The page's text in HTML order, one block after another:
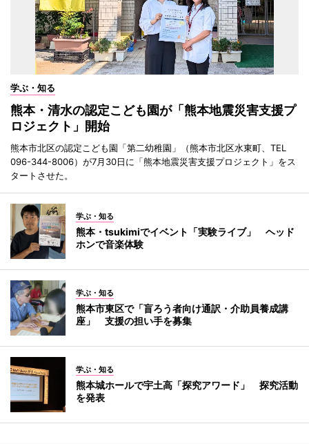
学ぶ・知る
熊本・清水の認定こども園が「熊本地震災害支援プ
ロジェクト」開始
熊本市北区の認定こども園「第二幼稚園」（熊本市北区水東町、TEL
096-344-8006）が7月30日に「熊本地震災害支援プロジェクト」をス
タートさせた。
学ぶ・知る
熊本・tsukimiでイベント「実験ライブ」 ヘッド
ホンで音楽体験
学ぶ・知る
熊本市東区で「盲ろう者向け通訳・介助員養成講
座」 支援の担い手を募集
学ぶ・知る
熊本城ホールで宇土高「探究アワード」 探究活動
を発表